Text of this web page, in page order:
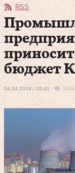
RSS
бюджет
04.04.2018 / 20:41